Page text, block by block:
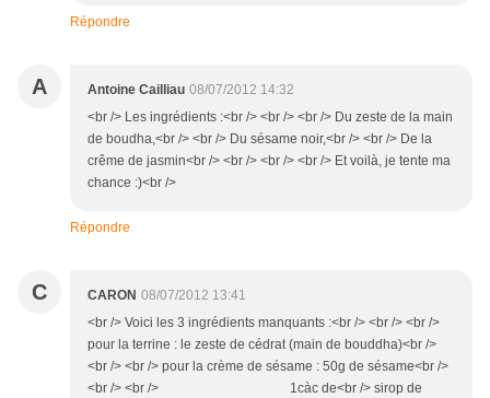
Répondre
A Antoine Cailliau 08/07/2012 14:32
<br /> Les ingrédients :<br /> <br /> <br /> Du zeste de la main
de boudha,<br /> <br /> Du sésame noir,<br /> <br /> De la
crême de jasmin<br /> <br /> <br /> <br /> Et voilà, je tente ma
chance :)<br />
Répondre
C CARON 08/07/2012 13:41
<br /> Voici les 3 ingrédients manquants :<br /> <br /> <br />
pour la terrine : le zeste de cédrat (main de bouddha)<br />
<br /> <br /> pour la crème de sésame : 50g de sésame<br />
<br /> <br /> 1càc de<br /> sirop de